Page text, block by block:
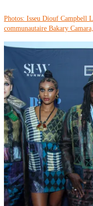
Photos: Isseu Diouf Campbell
communautaire Bakary